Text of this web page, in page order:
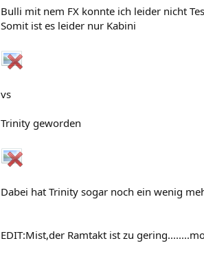
Bulli mit nem FX konnte ich leider nicht
Somit ist es leider nur Kabini
vs
Trinity geworden
Dabei hat Trinity sogar noch ein wenig
EDIT:Mist,der Ramtakt ist zu